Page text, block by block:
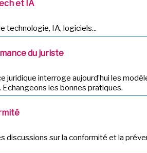
et IA
technologie, IA, logiciels...
du juriste
juridique interroge aujourd’hui les
Echangeons les bonnes pratiques.
discussions sur la conformité et la